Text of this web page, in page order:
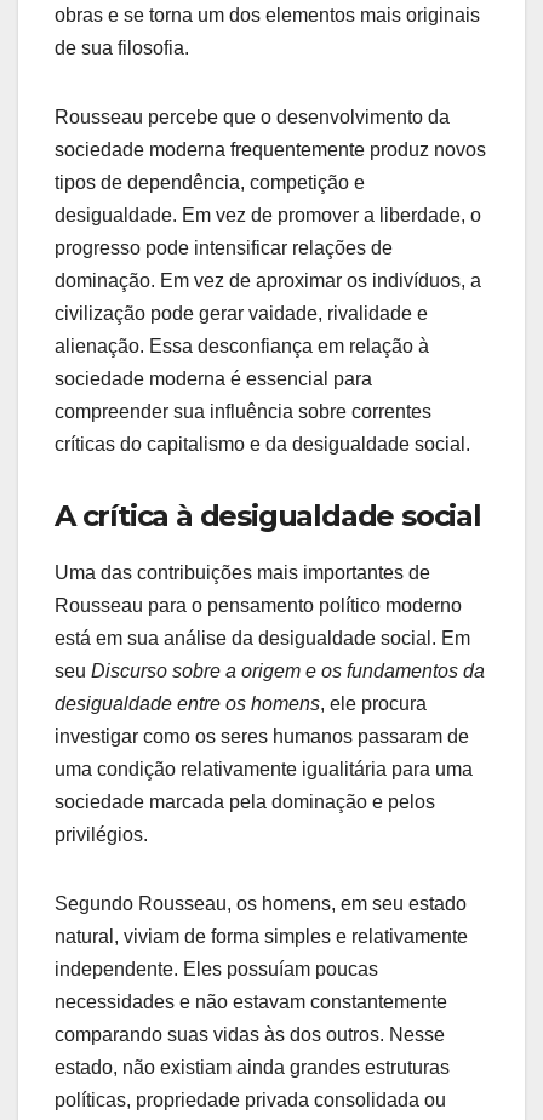
obras e se torna um dos elementos mais originais
de sua filosofia.
Rousseau percebe que o desenvolvimento da
sociedade moderna frequentemente produz novos
tipos de dependência, competição e
desigualdade. Em vez de promover a liberdade, o
progresso pode intensificar relações de
dominação. Em vez de aproximar os indivíduos, a
civilização pode gerar vaidade, rivalidade e
alienação. Essa desconfiança em relação à
sociedade moderna é essencial para
compreender sua influência sobre correntes
críticas do capitalismo e da desigualdade social.
A crítica à desigualdade social
Uma das contribuições mais importantes de
Rousseau para o pensamento político moderno
está em sua análise da desigualdade social. Em
seu Discurso sobre a origem e os fundamentos da
desigualdade entre os homens, ele procura
investigar como os seres humanos passaram de
uma condição relativamente igualitária para uma
sociedade marcada pela dominação e pelos
privilégios.
Segundo Rousseau, os homens, em seu estado
natural, viviam de forma simples e relativamente
independente. Eles possuíam poucas
necessidades e não estavam constantemente
comparando suas vidas às dos outros. Nesse
estado, não existiam ainda grandes estruturas
políticas, propriedade privada consolidada ou